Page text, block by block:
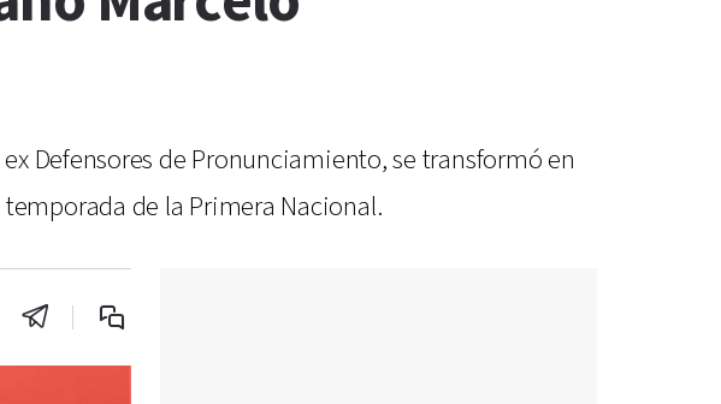
Defensores de Pronunciamiento, se transformó en
de la Primera Nacional.